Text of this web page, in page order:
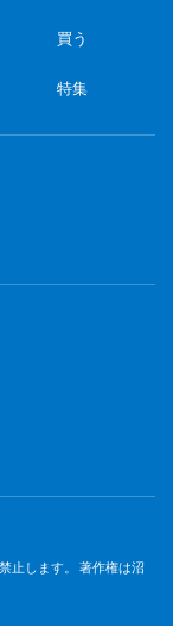
買う
特集
止します。 著作権は沼